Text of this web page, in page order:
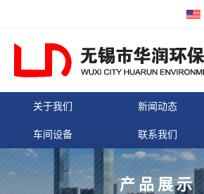
关于我们 新闻动态
车间设备 联系我们
产品展示